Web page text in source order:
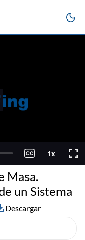
Masa.
un Sistema
Descargar